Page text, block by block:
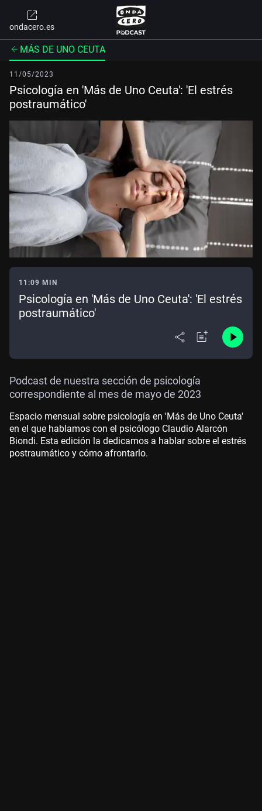
ondacero.es
MÁS DE UNO CEUTA
11/05/2023
Psicología en 'Más de Uno Ceuta': 'El estrés
postraumático'
11:09 MIN
Psicología en 'Más de Uno Ceuta': 'El estrés
postraumático'
Podcast de nuestra sección de psicología
correspondiente al mes de mayo de 2023
Espacio mensual sobre psicología en 'Más de Uno Ceuta'
en el que hablamos con el psicólogo Claudio Alarcón
Biondi. Esta edición la dedicamos a hablar sobre el estrés
postraumático y cómo afrontarlo.